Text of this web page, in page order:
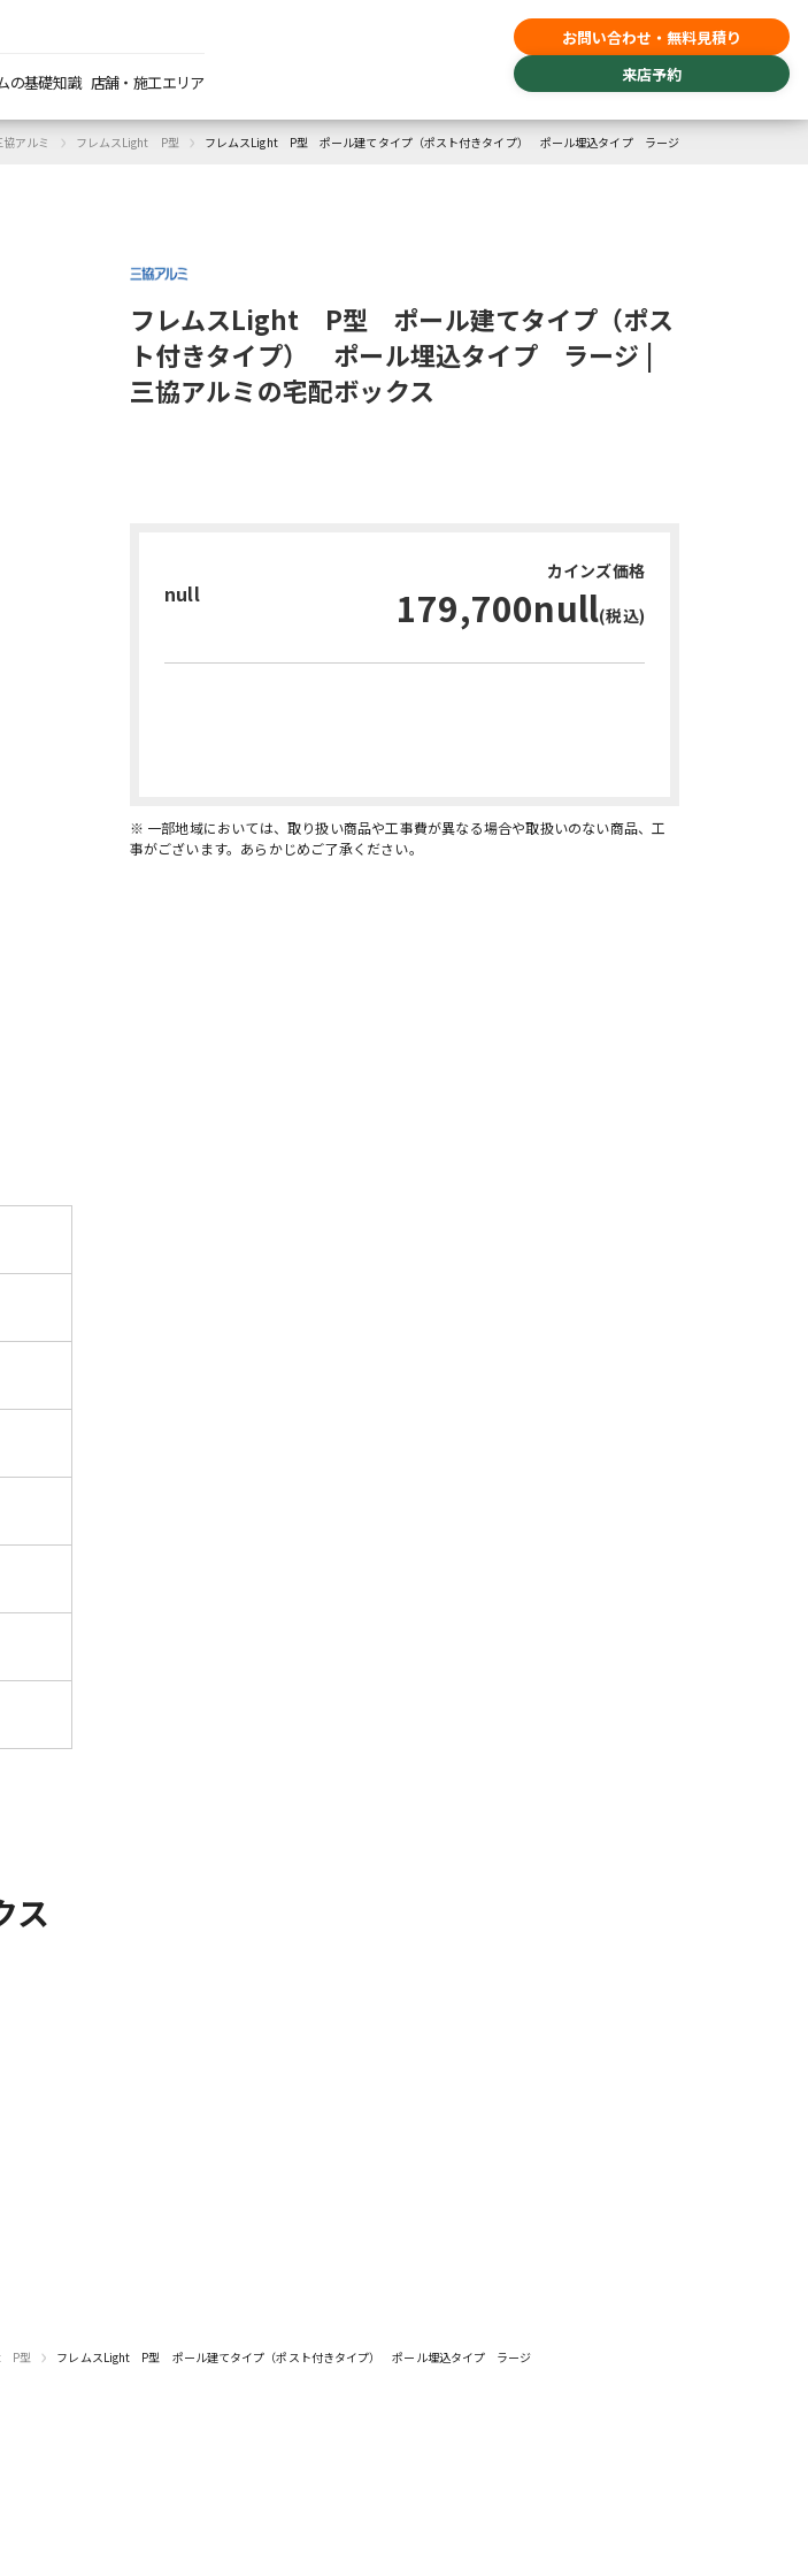
の基礎知識 店舗・施工エリア
お問い合わせ・無料見積り
来店予約
協アルミ › フレムスLight P型 › フレムスLight P型 ポール建てタイプ（ポスト付きタイプ） ポール埋込タイプ ラージ
フレムスLight P型 ポール建てタイプ（ポス
ト付きタイプ） ポール埋込タイプ ラージ |
三協アルミの宅配ボックス
null
カインズ価格
179,700null(税込)
※ 一部地域においては、取り扱い商品や工事費が異なる場合や取扱いのない商品、工
事がございます。あらかじめご了承ください。
ス
P型 › フレムスLight P型 ポール建てタイプ（ポスト付きタイプ） ポール埋込タイプ ラージ